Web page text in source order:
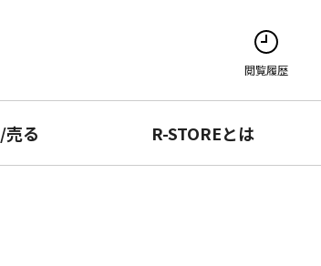
閲覧履歴
/売る R-STOREとは